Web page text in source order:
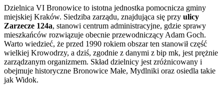
Dzielnica VI Bronowice to istotna jednostka pomocnicza gminy
miejskiej Kraków. Siedziba zarządu, znajdująca się przy ulicy
Zarzecze 124a, stanowi centrum administracyjne, gdzie sprawy
mieszkańców rozwiązuje obecnie przewodniczący Adam Goch.
Warto wiedzieć, że przed 1990 rokiem obszar ten stanowił część
wielkiej Krowodrzy, a dziś, zgodnie z danymi z bip mk, jest prężnie
zarządzanym organizmem. Skład dzielnicy jest zróżnicowany i
obejmuje historyczne Bronowice Małe, Mydlniki oraz osiedla takie
jak Widok.